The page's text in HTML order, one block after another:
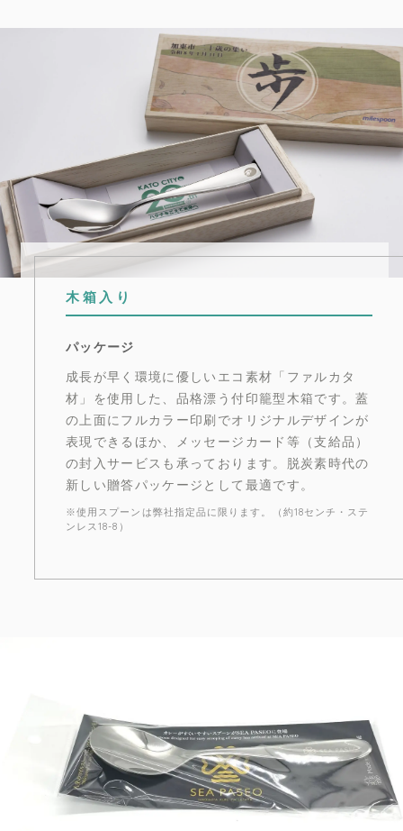
木箱入り
パッケージ
成長が早く環境に優しいエコ素材「ファルカタ
材」を使用した、品格漂う付印籠型木箱です。蓋
の上面にフルカラー印刷でオリジナルデザインが
表現できるほか、メッセージカード等（支給品）
の封入サービスも承っております。脱炭素時代の
新しい贈答パッケージとして最適です。
※使用スプーンは弊社指定品に限ります。（約18センチ・ステ
ンレス18-8）